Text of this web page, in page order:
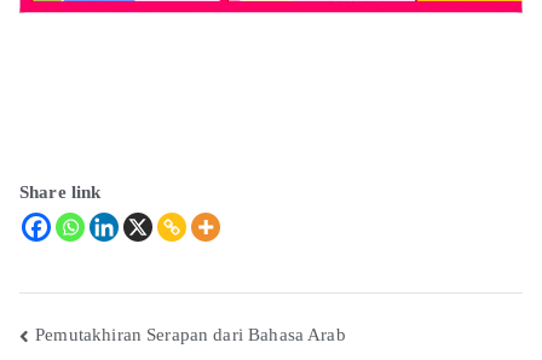
Share link
Pemutakhiran Serapan dari Bahasa Arab